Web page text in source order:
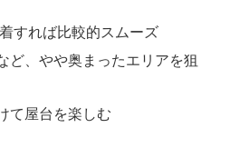
すれば比較的スムーズ
ど、やや奥まったエリアを狙
て屋台を楽しむ